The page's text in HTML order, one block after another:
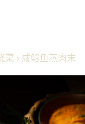
菜 › 咸鲶鱼蒸肉末